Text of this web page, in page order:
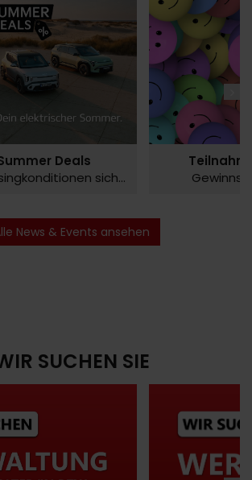
Deals
sichern!
News & Events ansehen
SUCHEN SIE